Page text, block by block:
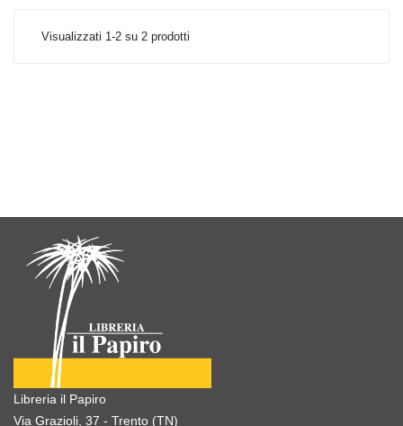
Visualizzati 1-2 su 2 prodotti
Libreria il Papiro
Via Grazioli, 37 - Trento (TN)